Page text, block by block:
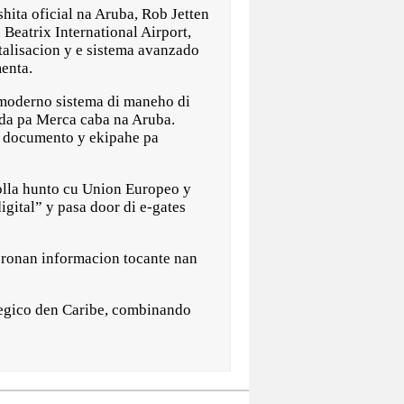
oficial na Aruba, Rob Jetten
Beatrix International Airport,
y e sistema avanzado
sistema di maneho di
pa Merca caba na Aruba.
y ekipahe pa
hunto cu Union Europeo y
y pasa door di e-gates
informacion tocante nan
den Caribe, combinando